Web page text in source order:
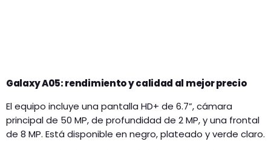
Galaxy A05: rendimiento y calidad al mejor precio
El equipo incluye una pantalla HD+ de 6.7”, cámara
principal de 50 MP, de profundidad de 2 MP, y una frontal
de 8 MP. Está disponible en negro, plateado y verde claro.